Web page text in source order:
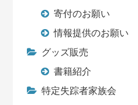
寄付のお願い
情報提供のお願い
グッズ販売
書籍紹介
特定失踪者家族会